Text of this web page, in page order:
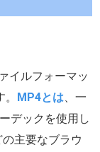
イルフォーマッ
MP4とは 、一
デックを使用し
主要なブラウ